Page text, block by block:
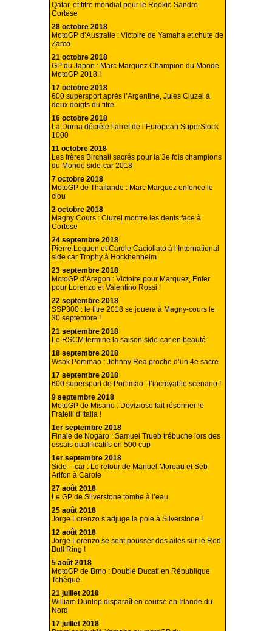
Qatar, et titre mondial pour le Rookie Sandro
Cortese
28 octobre 2018
MotoGP d’Australie : Victoire de Yamaha et chute de
Zarco
21 octobre 2018
GP du Japon : Marc Marquez Champion du Monde
MotoGP 2018 !
17 octobre 2018
600 supersport après l’Argentine, Jules Cluzel à
deux doigts du titre
16 octobre 2018
La Dorna décrête l’arret de l’European SuperStock
1000
11 octobre 2018
Les frères Birchall sacrés pour la 3e fois champions
du Monde side-car 2018
7 octobre 2018
MotoGP de Thaïlande : Marc Marquez enfonce le
clou
2 octobre 2018
Magny Cours : Cluzel montre les dents face à
Cortese
24 septembre 2018
Pierre Leguen et Carole Caciollato à l’International
side car Trophy à Hockhenheim
23 septembre 2018
MotoGP d’Aragon : Victoire pour Marquez, Enfer
pour Lorenzo et Valentino Rossi !
22 septembre 2018
SSP300 : le titre 2018 se jouera à Magny-cours le
30 septembre !
21 septembre 2018
Le RSCM termine la saison side-car en beauté
18 septembre 2018
Wsbk Portimao : Johnny Rea proche d’un 4e sacre
17 septembre 2018
600 supersport de Portimao : l’incroyable scenario !
9 septembre 2018
MotoGP de Misano : Dovizioso fait résonner le
Fratelli d’Italia !
1er septembre 2018
Finale de Nogaro : Samuel Trueb trébuche lors des
essais qualificatifs en 500 cup
1er septembre 2018
Side – car : Le retour de Manuel Moreau et Seb
Arifon à Carole
27 août 2018
Le GP de Silverstone tombe à l’eau
25 août 2018
Jorge Lorenzo s’adjuge la pole à Silverstone !
12 août 2018
Jorge Lorenzo se sent pousser des ailes sur le Red
Bull Ring !
5 août 2018
MotoGP de Brno : Doublé Ducati en République
Tchèque
21 juillet 2018
William Dunlop disparaît en course en Irlande du
Nord
17 juillet 2018